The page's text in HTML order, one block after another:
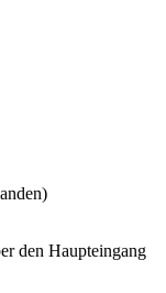
den Haupteingang